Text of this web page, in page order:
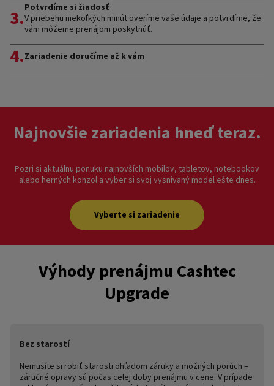
3.Potvrdíme si žiadosť
V priebehu niekoľkých minút overíme vaše údaje a potvrdíme, že
vám môžeme prenájom poskytnúť.
4.Zariadenie doručíme až k vám
Najnovšie zariadenia hneď teraz.
Pozri si aktuálnu ponuku najnovších mobilov, tabletov, notebookov
alebo herných konzol a vyber si svoj vysnívaný model ešte dnes.
Vyberte si zariadenie
Výhody prenájmu Cashtec
Upgrade
Bez starostí
Nemusíte si robiť starosti ohľadom záruky a možných porúch –
záručné opravy sú počas celej doby prenájmu v cene. V prípade